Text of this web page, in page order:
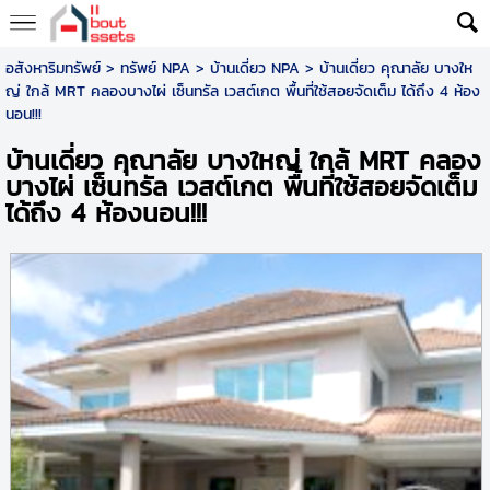
อสังหาริมทรัพย์> ทรัพย์ NPA > บ้านเดี่ยว NPA > บ้านเดี่ยว คุณาลัย บางให
ญ่ ใกล้ MRT คลองบางไผ่ เซ็นทรัล เวสต์เกต พื้นที่ใช้สอยจัดเต็ม ได้ถึง 4 ห้อง
นอน!!!
บ้านเดี่ยว คุณาลัย บางใหญ่ ใกล้ MRT คลอง
บางไผ่ เซ็นทรัล เวสต์เกต พื้นที่ใช้สอยจัดเต็ม
ได้ถึง 4 ห้องนอน!!!